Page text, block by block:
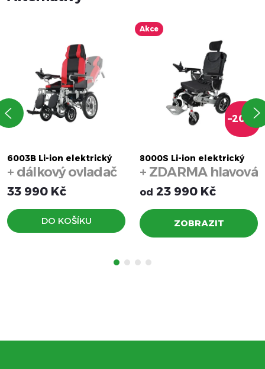
6003B Li-ion elektrický
invalidní vozík
(automatické polohování)
+ dálkový ovladač
33 990 Kč
DO KOŠÍKU
Akce
–20 %
8000S Li-ion elektrický
invalidní vozík
+ ZDARMA hlavová
opěrka
od 23 990 Kč
ZOBRAZIT